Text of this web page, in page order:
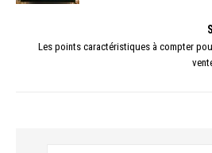
Les points caractéristiques à compter